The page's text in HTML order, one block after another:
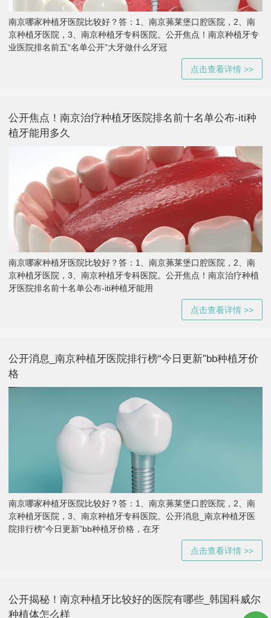
南京哪家种植牙医院比较好？答：1、南京茀莱堡口腔医院，2、南
京种植牙医院，3、南京种植牙专科医院。公开焦点！南京种植牙专
业医院排名前五“名单公开”大牙做什么牙冠
点击查看详情 >>
公开焦点！南京治疗种植牙医院排名前十名单公布-iti种
植牙能用多久
南京哪家种植牙医院比较好？答：1、南京茀莱堡口腔医院，2、南
京种植牙医院，3、南京种植牙专科医院。公开焦点！南京治疗种植
牙医院排名前十名单公布-iti种植牙能用
点击查看详情 >>
公开消息_南京种植牙医院排行榜“今日更新”bb种植牙价
格
南京哪家种植牙医院比较好？答：1、南京茀莱堡口腔医院，2、南
京种植牙医院，3、南京种植牙专科医院。公开消息_南京种植牙医
院排行榜“今日更新”bb种植牙价格，在牙
点击查看详情 >>
公开揭秘！南京种植牙比较好的医院有哪些_韩国科威尔
种植体怎么样